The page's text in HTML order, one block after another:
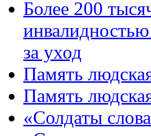
Более 200
за уход
Память
Память
«Солдаты